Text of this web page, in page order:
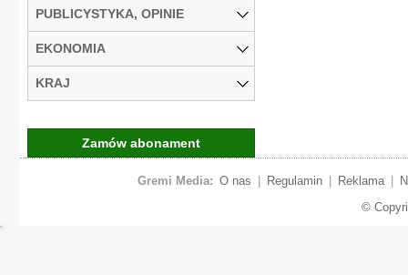
PUBLICYSTYKA, OPINIE
EKONOMIA
KRAJ
Zamów abonament
Gremi Media: O nas Regulamin Reklama
©